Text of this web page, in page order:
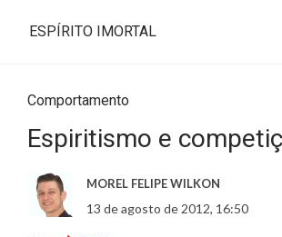
ESPÍRITO IMORTAL
Comportamento
Espiritismo e
MOREL FELIPE WILKON
13 de agosto de 2012, 16:50